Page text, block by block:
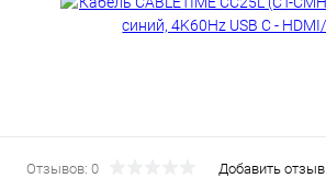
Отзывов: 0
Добавить отзыв